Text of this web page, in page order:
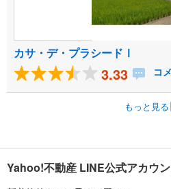
カサ・デ・プラシードⅠ
3.33 コ
もっと見る
Yahoo!不動産 LINE公式アカウン